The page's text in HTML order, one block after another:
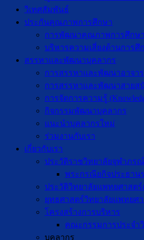
วิเทศสัมพันธ์
ประกันคุณภาพการศึกษา
การพัฒนาคุณภาพการศึกษา
บริหารความเสี่ยงด้านการศึ
สรรหาและพัฒนาบุคลากร
การสรรหาและพัฒนาอาจา
การสรรหาและพัฒนาสายส
การจัดการความรู้
กิจกรรมพัฒนาบุคลากร
แนะนำบุคลากรใหม่
ร่วมงานกับเรา
เกี่ยวกับเรา
ประวัติราชวิทยาลัยจุฬาภรณ์
พระกรณียกิจประธาน
ประวัติวิทยาลัยแพทยศาสต
ยุทธศาสตร์วิทยาลัยแพทยศ
โครงสร้างการบริหาร
คณะกรรมการประจำ
บุคลากร